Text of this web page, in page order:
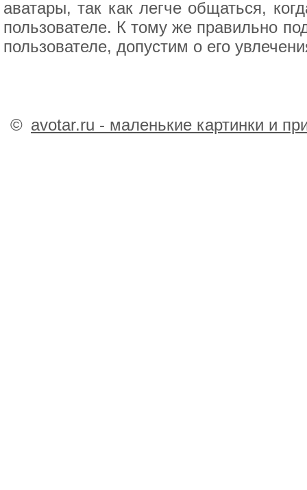
аватары, так как легче общаться,
пользователе. К тому же правильно
пользователе, допустим о его
© avotar.ru - маленькие картинки и